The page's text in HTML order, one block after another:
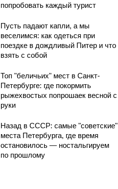
попробовать каждый турист
Пусть падают капли, а мы
веселимся: как одеться при
поездке в дождливый Питер и что
взять с собой
Топ "беличьих" мест в Санкт-
Петербурге: где покормить
рыжехвостых попрошаек весной с
руки
Назад в СССР: самые "советские"
места Петербурга, где время
остановилось — ностальгируем
по прошлому